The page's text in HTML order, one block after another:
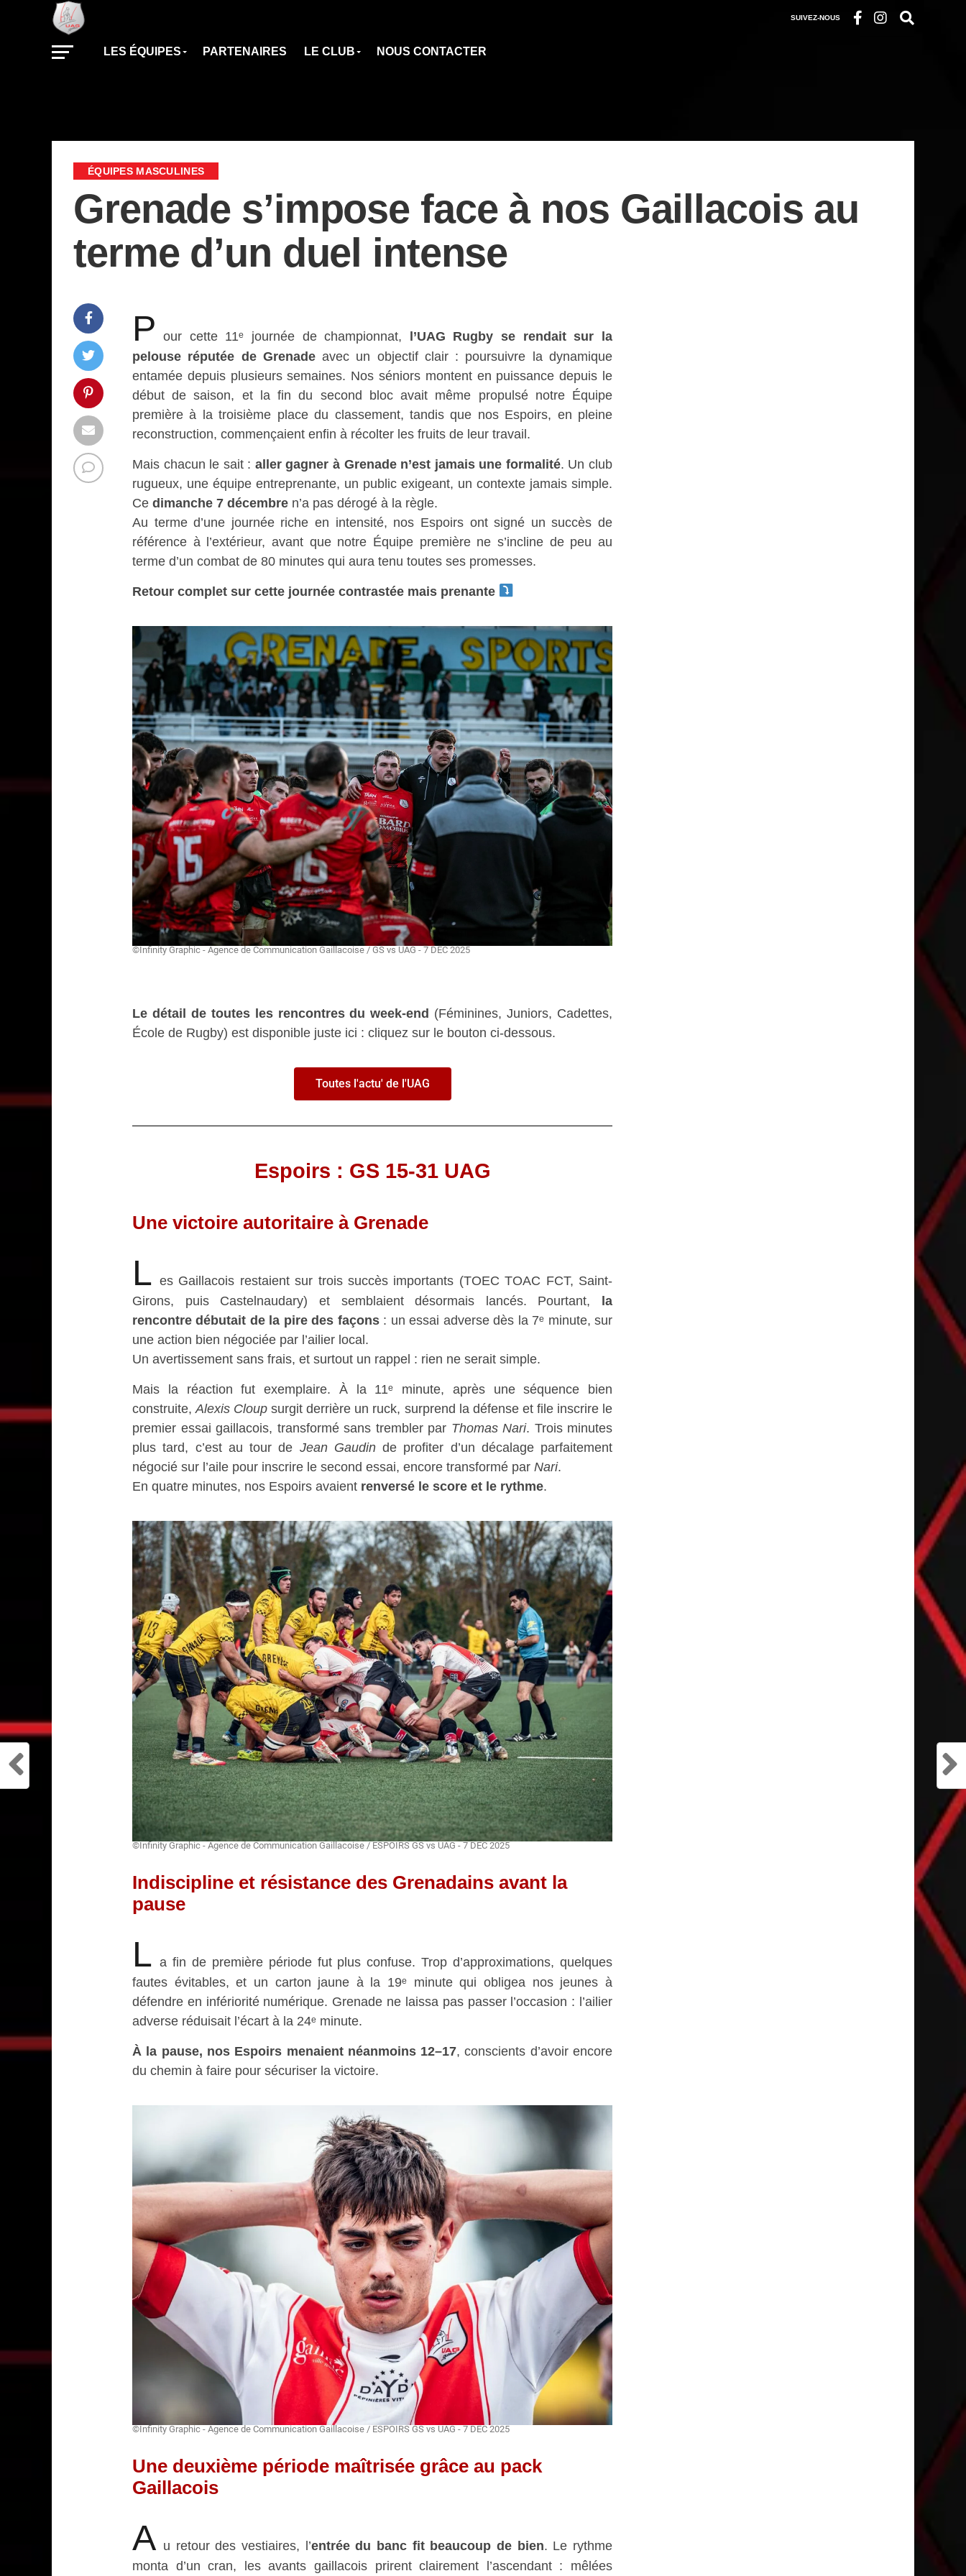
SUIVEZ-NOUS
LES ÉQUIPES PARTENAIRES LE CLUB NOUS CONTACTER
ÉQUIPES MASCULINES
Grenade s’impose face à nos Gaillacois au
terme d’un duel intense
P our cette 11ᵉ journée de championnat, l’UAG Rugby se rendait sur la
pelouse réputée de Grenadeavec un objectif clair : poursuivre la dynamique
entamée depuis plusieurs semaines. Nos séniors montent en puissance depuis le
début de saison, et la fin du second bloc avait même propulsé notre Équipe
première à la troisième place du classement, tandis que nos Espoirs, en pleine
reconstruction, commençaient enfin à récolter les fruits de leur travail.
Mais chacun le sait : aller gagner à Grenade n’est jamais une formalité. Un club
rugueux, une équipe entreprenante, un public exigeant, un contexte jamais simple.
Ce dimanche 7 décembre n’a pas dérogé à la règle.
Au terme d’une journée riche en intensité, nos Espoirs ont signé un succès de
référence à l’extérieur, avant que notre Équipe première ne s’incline de peu au
terme d’un combat de 80 minutes qui aura tenu toutes ses promesses.
Retour complet sur cette journée contrastée mais prenante
©Infinity Graphic - Agence de Communication Gaillacoise / GS vs UAG - 7 DEC 2025
Le détail de toutes les rencontres du week-end (Féminines, Juniors, Cadettes,
École de Rugby) est disponible juste ici : cliquez sur le bouton ci-dessous.
Toutes l'actu' de l'UAG
Espoirs : GS 15-31 UAG
Une victoire autoritaire à Grenade
L es Gaillacois restaient sur trois succès importants (TOEC TOAC FCT, Saint-
Girons, puis Castelnaudary) et semblaient désormais lancés. Pourtant, la
rencontre débutait de la pire des façons: un essai adverse dès la 7ᵉ minute, sur
une action bien négociée par l’ailier local.
Un avertissement sans frais, et surtout un rappel : rien ne serait simple.
Mais la réaction fut exemplaire. À la 11ᵉ minute, après une séquence bien
construite,Alexis Cloup surgit derrière un ruck, surprend la défense et file inscrire le
premier essai gaillacois, transformé sans trembler par Thomas Nari. Trois minutes
plus tard, c’est au tour de Jean Gaudinde profiter d’un décalage parfaitement
négocié sur l’aile pour inscrire le second essai, encore transformé par Nari.
En quatre minutes, nos Espoirs avaient renversé le score et le rythme.
©Infinity Graphic - Agence de Communication Gaillacoise / ESPOIRS GS vs UAG - 7 DEC 2025
Indiscipline et résistance des Grenadains avant la
pause
L a fin de première période fut plus confuse. Trop d’approximations, quelques
fautes évitables, et un carton jaune à la 19ᵉ minute qui obligea nos jeunes à
défendre en infériorité numérique. Grenade ne laissa pas passer l’occasion : l’ailier
adverse réduisait l’écart à la 24ᵉ minute.
À la pause, nos Espoirs menaient néanmoins 12–17, conscients d’avoir encore
du chemin à faire pour sécuriser la victoire.
©Infinity Graphic - Agence de Communication Gaillacoise / ESPOIRS GS vs UAG - 7 DEC 2025
Une deuxième période maîtrisée grâce au pack
Gaillacois
A u retour des vestiaires, l’entrée du banc fit beaucoup de bien. Le rythme
monta d’un cran, les avants gaillacois prirent clairement l’ascendant : mêlées